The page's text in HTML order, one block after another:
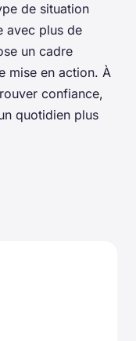
de situation
avec plus de
un cadre
mise en action. À
confiance,
quotidien plus